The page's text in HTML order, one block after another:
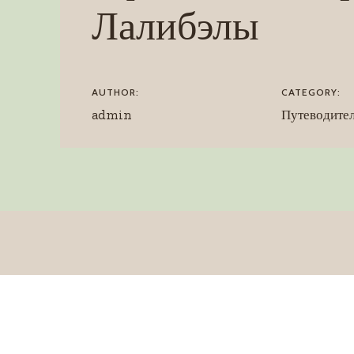
Лалибэлы
AUTHOR:
admin
CATEGORY: